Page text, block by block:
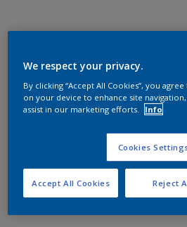
We respect your privacy.
By clicking “Accept All Cookies”, you
on your device to enhance site navigation,
assist in our marketing efforts.
Info
Cookies
Reject
Accept All Cookies